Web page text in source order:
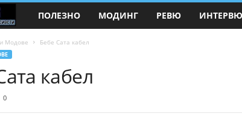
ПОЛЕЗНО МОДИНГ РЕВЮ
Модове Бебе Сата кабел
кабел
0